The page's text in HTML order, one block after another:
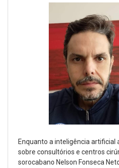
Enquanto a inteligência artificial
sobre consultórios e centros
sorocabano Nelson Fonseca